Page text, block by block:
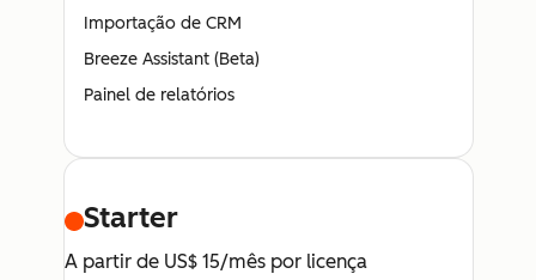
Importação de CRM
Breeze Assistant (Beta)
Painel de relatórios
Starter
A partir de US$ 15/mês por licença